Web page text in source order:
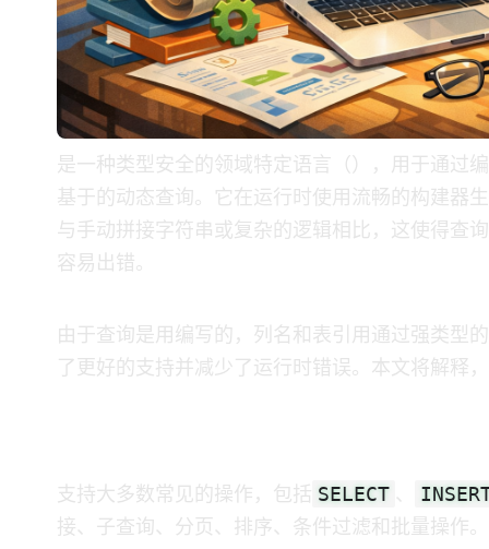
是一种类型安全的 Java 领域特定语言（DSL），用于通过编
基于 XML 的动态查询。它在运行时使用流畅的 Java 构建器生
与手动拼接字符串或复杂的 XML 逻辑相比，这使得
容易出错。
由于查询是用 Java 编写的，列名和表引用通过强类
了更好的 IDE 支持并减少了运行时 SQL 错误。本文将解释 MyBatis
MyBatis Dynamic SQL 支持大多数常见的 SQL 操作，包括 SELECT 、
接、子查询、分页、排序、条件过滤和批量操作